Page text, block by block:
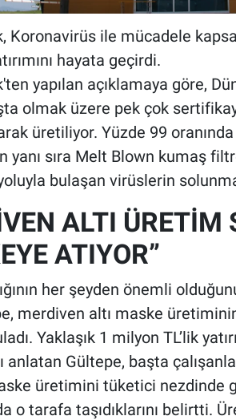
Koronavirüs ile mücadele
hayata geçirdi.
yapılan açıklamaya göre,
olmak üzere pek çok
üretiliyor. Yüzde 99
yanı sıra Melt Blown kumaş
bulaşan virüslerin
ALTI ÜRETİM
ATIYOR”
her şeyden önemli
merdiven altı maske
Yaklaşık 1 milyon TL’lik
anlatan Gültepe, başta
üretimini tüketici nezdinde
o tarafa taşıdıklarını belirtti.